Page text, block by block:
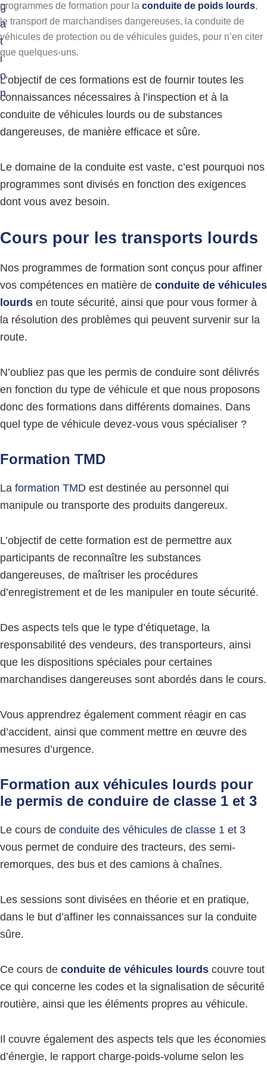
g
a
t
i
o
n
g
e
r
e
u
e
s
programmes de formation pour la conduite de poids lourds
le transport de marchandises dangereuses, la conduite de
véhicules de protection ou de véhicules guides, pour n’en citer
que quelques-uns.
L’objectif de ces formations est de fournir toutes les
connaissances nécessaires à l’inspection et à la
conduite de véhicules lourds ou de substances
dangereuses, de manière efficace et sûre.
Le domaine de la conduite est vaste, c’est pourquoi nos
programmes sont divisés en fonction des exigences
dont vous avez besoin.
Cours pour les transports lourds
Nos programmes de formation sont conçus pour affiner
vos compétences en matière de conduite de véhicules
lourds en toute sécurité, ainsi que pour vous former à
la résolution des problèmes qui peuvent survenir sur la
route.
N’oubliez pas que les permis de conduire sont délivrés
en fonction du type de véhicule et que nous proposons
donc des formations dans différents domaines. Dans
quel type de véhicule devez-vous vous spécialiser ?
Formation TMD
La formation TMD est destinée au personnel qui
manipule ou transporte des produits dangereux.
L’objectif de cette formation est de permettre aux
participants de reconnaître les substances
dangereuses, de maîtriser les procédures
d’enregistrement et de les manipuler en toute sécurité.
Des aspects tels que le type d’étiquetage, la
responsabilité des vendeurs, des transporteurs, ainsi
que les dispositions spéciales pour certaines
marchandises dangereuses sont abordés dans le cours.
Vous apprendrez également comment réagir en cas
d’accident, ainsi que comment mettre en œuvre des
mesures d’urgence.
Formation aux véhicules lourds pour
le permis de conduire de classe 1 et 3
Le cours de conduite des véhicules de classe 1 et 3
vous permet de conduire des tracteurs, des semi-
remorques, des bus et des camions à chaînes.
Les sessions sont divisées en théorie et en pratique,
dans le but d’affiner les connaissances sur la conduite
sûre.
Ce cours de conduite de véhicules lourds couvre tout
ce qui concerne les codes et la signalisation de sécurité
routière, ainsi que les éléments propres au véhicule.
Il couvre également des aspects tels que les économies
d’énergie, le rapport charge-poids-volume selon les